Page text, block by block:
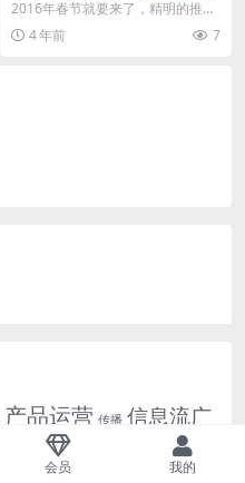
犯这些错！
2016年春节就要来了，精明的推广
者怎么能错过这样一个绝佳的地推
时机呢~ 如果你...
4 年前 7
产品运营 传播 信息流广
品牌营销案例大
会员 我的